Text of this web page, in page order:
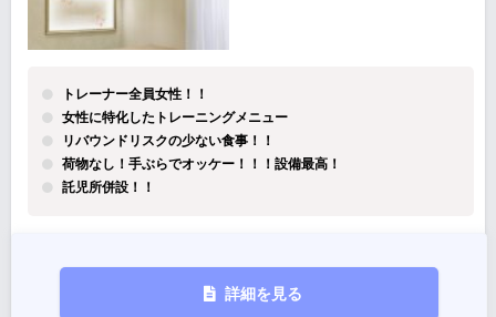
トレーナー全員女性！！
女性に特化したトレーニングメニュー
リバウンドリスクの少ない食事！！
荷物なし！手ぶらでオッケー！！！設備最高！
託児所併設！！
詳細を見る